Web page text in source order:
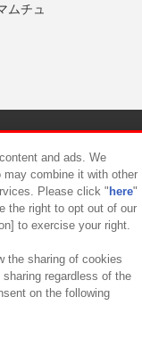
ムチュ
ーハラスメント対応方針
and ads. We
may combine it with other
Please click " here"
the right to opt out of our
to exercise your right.
the sharing of cookies
regardless of the
on the following